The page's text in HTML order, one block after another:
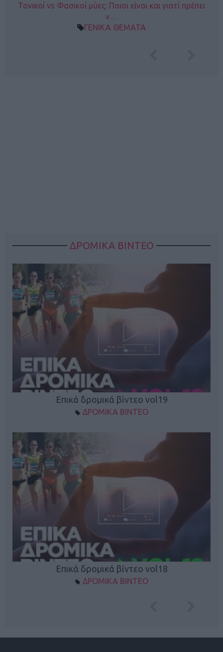
Τονικοί vs Φασικοί μύες: Ποιοι είναι και γιατί πρέπει
ν…
ΓΕΝΙΚΑ ΘΕΜΑΤΑ
ΔΡΟΜΙΚΑ ΒΙΝΤΕΟ
Επικά δρομικά βίντεο vol19
ΔΡΟΜΙΚΑ ΒΙΝΤΕΟ
Επικά δρομικά βίντεο vol18
ΔΡΟΜΙΚΑ ΒΙΝΤΕΟ